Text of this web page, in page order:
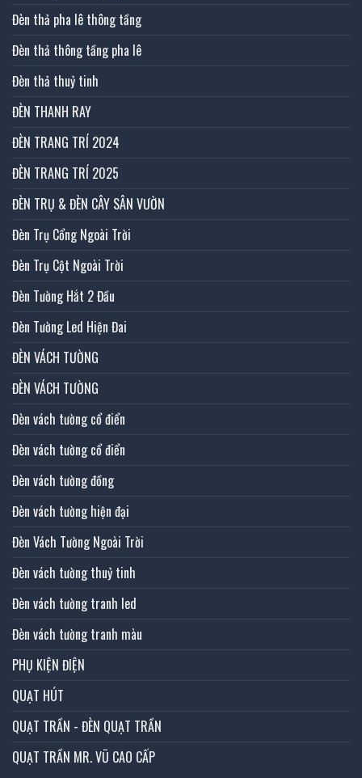
Đèn thả pha lê thông tầng
Đèn thả thông tầng pha lê
Đèn thả thuỷ tinh
ĐÈN THANH RAY
ĐÈN TRANG TRÍ 2024
ĐÈN TRANG TRÍ 2025
ĐÈN TRỤ & ĐÈN CÂY SÂN VƯỜN
Đèn Trụ Cổng Ngoài Trời
Đèn Trụ Cột Ngoài Trời
Đèn Tường Hắt 2 Đầu
Đèn Tường Led Hiện Đai
ĐÈN VÁCH TƯỜNG
ĐÈN VÁCH TƯỜNG
Đèn vách tường cổ điển
Đèn vách tường cổ điển
Đèn vách tường đồng
Đèn vách tường hiện đại
Đèn Vách Tường Ngoài Trời
Đèn vách tường thuỷ tinh
Đèn vách tường tranh led
Đèn vách tường tranh màu
PHỤ KIỆN ĐIỆN
QUẠT HÚT
QUẠT TRẦN - ĐÈN QUẠT TRẦN
QUẠT TRẦN MR. VŨ CAO CẤP